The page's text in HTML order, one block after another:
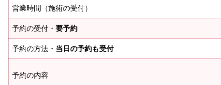
営業時間（施術の受付）
予約の受付・要予約
予約の方法・ 当日の予約も受付
予約の内容